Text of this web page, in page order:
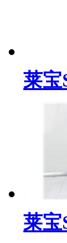
莱宝
莱宝